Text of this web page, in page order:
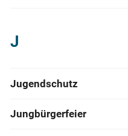
J
Jugendschutz
Jungbürgerfeier